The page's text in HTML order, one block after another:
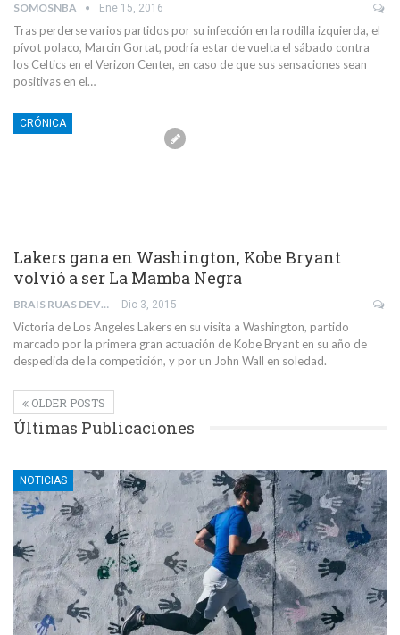
SOMOSNBA Ene 15, 2016
Tras perderse varios partidos por su infección en la rodilla izquierda, el
pívot polaco, Marcin Gortat, podría estar de vuelta el sábado contra
los Celtics en el Verizon Center, en caso de que sus sensaciones sean
positivas en el…
CRÓNICA
Lakers gana en Washington, Kobe Bryant
volvió a ser La Mamba Negra
BRAIS RUAS DEVESA Dic 3, 2015
Victoria de Los Angeles Lakers en su visita a Washington, partido
marcado por la primera gran actuación de Kobe Bryant en su año de
despedida de la competición, y por un John Wall en soledad.
OLDER POSTS
Últimas Publicaciones
NOTICIAS